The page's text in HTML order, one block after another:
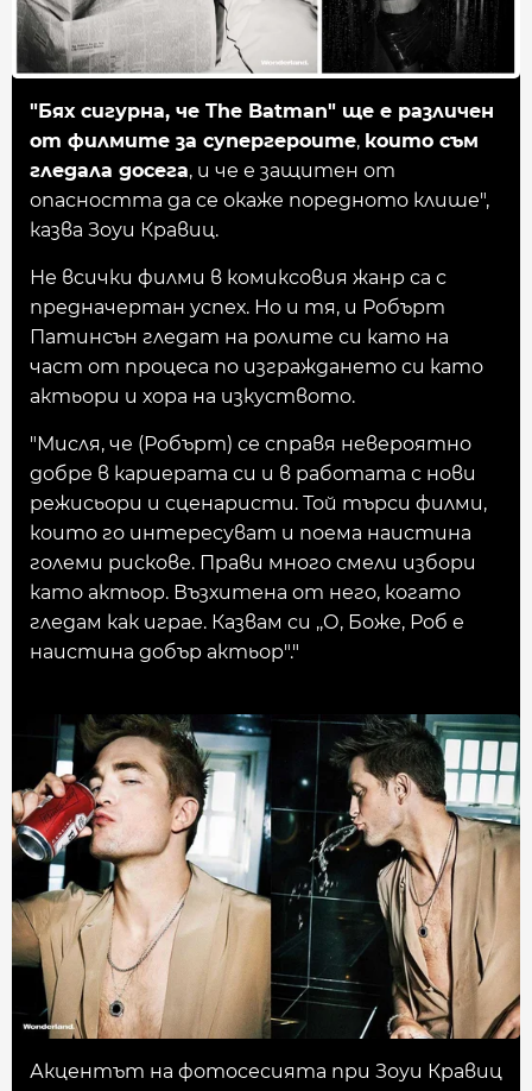
"Бях сигурна, че The Batman" ще е различен
от филмите за супергероите, които съм
гледала досега, и че е защитен от
опасността да се окаже поредното клише",
казва Зоуи Кравиц.
Не всички филми в комиксовия жанр са с
предначертан успех. Но и тя, и Робърт
Патинсън гледат на ролите си като на
част от процеса по изграждането си като
актьори и хора на изкуството.
"Мисля, че (Робърт) се справя невероятно
добре в кариерата си и в работата с нови
режисьори и сценаристи. Той търси филми,
които го интересуват и поема наистина
големи рискове. Прави много смели избори
като актьор. Възхитена от него, когато
гледам как играе. Казвам си ,,О, Боже, Роб е
наистина добър актьор"."
Акцентът на фотосесията при Зоуи Кравиц